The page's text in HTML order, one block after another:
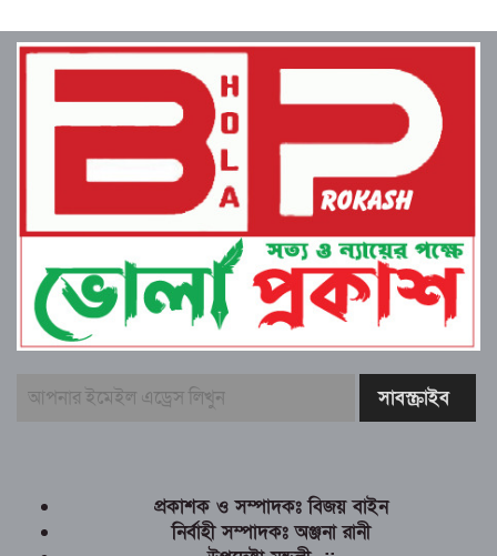
প্রকাশক ও সম্পাদকঃ বিজয় বাইন
নির্বাহী সম্পাদকঃ অঞ্জনা রানী